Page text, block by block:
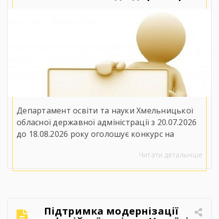
Державного навчального
закладу «Ярмолинецький
агропромисловий центр
професійної освіти»
Департамент освіти та науки Хмельницької
обласної державної адміністрації з 20.07.2026
до 18.08.2026 року оголошує конкурс на
Державного навчального закладу
«Ярмолинецький агропромисловий центр
участі у конкурсі запрошуються особи, які
Читати детальніше
Підтримка модернізації